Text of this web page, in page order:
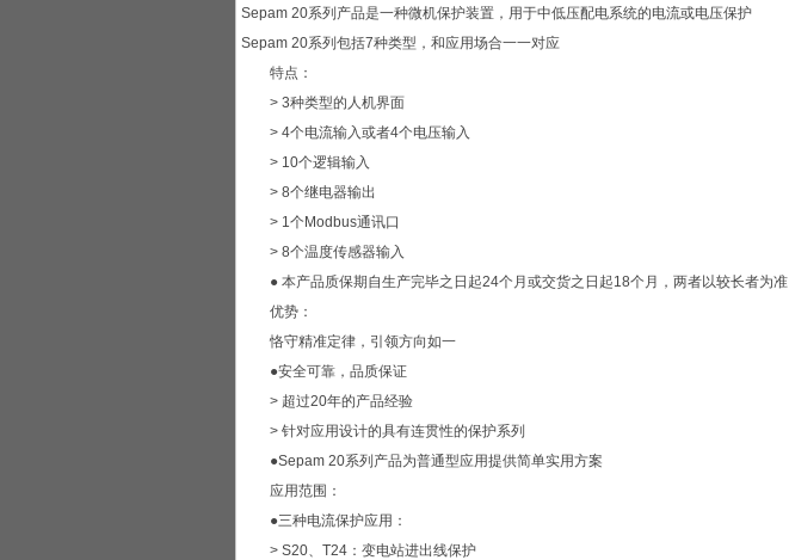
Sepam 20系列产品是一种微机保护装置，用于中低压配电系统的电流或电压保护
Sepam 20系列包括7种类型，和应用场合一一对应
特点：
> 3种类型的人机界面
> 4个电流输入或者4个电压输入
> 10个逻辑输入
> 8个继电器输出
> 1个Modbus通讯口
> 8个温度传感器输入
● 本产品质保期自生产完毕之日起24个月或交货之日起18个月，两者以较长者为准
优势：
恪守精准定律，引领方向如一
●安全可靠，品质保证
> 超过20年的产品经验
> 针对应用设计的具有连贯性的保护系列
●Sepam 20系列产品为普通型应用提供简单实用方案
应用范围：
●三种电流保护应用：
> S20、T24：变电站进出线保护